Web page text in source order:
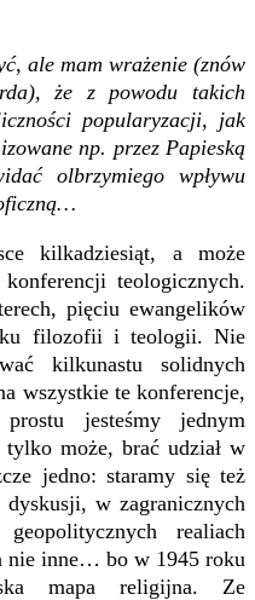
ale mam wrażenie (znów
że z powodu takich
popularyzacji, jak
np. przez Papieską
olbrzymiego wpływu
kilkadziesiąt, a może
teologicznych.
pięciu ewangelików
filozofii i teologii. Nie
kilkunastu solidnych
wszystkie te konferencje,
jesteśmy jednym
może, brać udział w
jedno: staramy się też
w zagranicznych
realiach
nie inne… bo w 1945 roku
mapa religijna. Ze